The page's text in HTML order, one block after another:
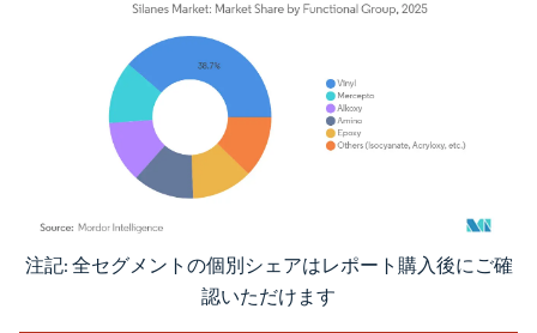
画像 © Mordor Intelligence。再利用にはCC BY 4.0の表示が必要です。
注記: 全セグメントの個別シェアはレポート購入後にご確
認いただけます